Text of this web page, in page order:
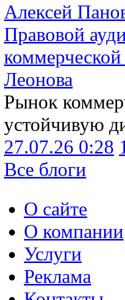
Алексей
Правовой
Леонова
Рынок
устойчивую
27.07.26 0:28
Все блоги
О сайте
О компании
Услуги
Реклама